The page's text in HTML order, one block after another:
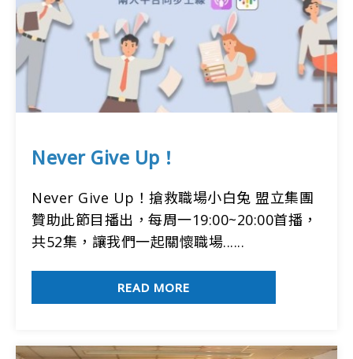
Never Give Up！
Never Give Up！搶救職場小白兔 盟立集團
贊助此節目播出，每周一19:00~20:00首播，
共52集，讓我們一起關懷職場......
READ MORE